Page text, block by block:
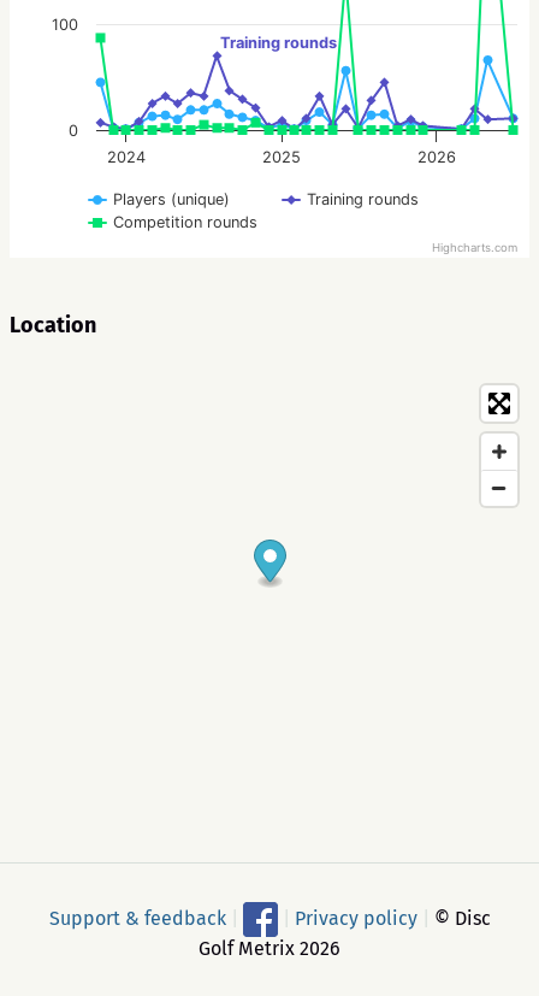
Training rounds
Players (unique)
Training rounds
Competition rounds
2024 2025 2026
0
100
Highcharts.com
Location
Support & feedback Privacy policy
© Disc
Golf Metrix 2026